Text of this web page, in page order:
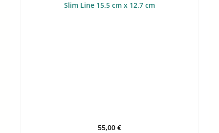
Slim Line 15.5 cm x 12.7 cm
Regulärer Preis:
55,00 €